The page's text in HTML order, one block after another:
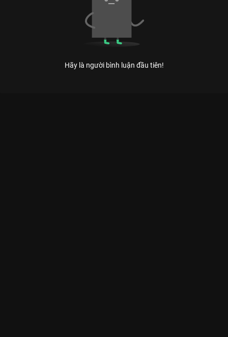
Hãy là người bình luận đầu tiên!